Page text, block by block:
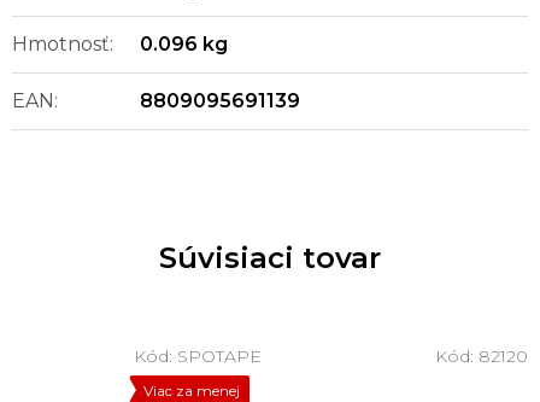
Súvisiaci tovar
Viac za menej
Kód: SPOTAPE Kód: 82120
Hmotnosť: 0.096 kg
EAN: 8809095691139